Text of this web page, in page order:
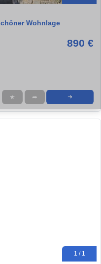
Wohnlage
890 €
★ ➦ ➜
1 / 1